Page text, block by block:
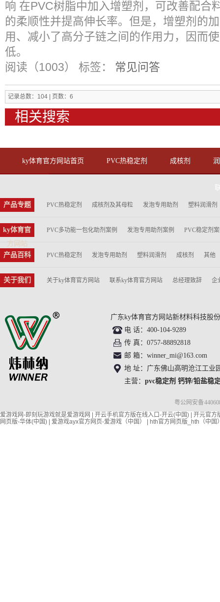
响 在PVC树脂中加入增塑剂，可改善配合
的柔顺性并提高伸长率。但是，增塑剂的
用、减小了高分子链之间的作用力，因而
低。
阅读（1003） 标签： 常见问答
记录总数：104 | 页数：6
相关搜索
ky体育官方网站首页 PVC热稳定剂 成核剂
产品专题 PVC热稳定剂 成核剂及其母粒 发泡专用助剂 塑料润滑剂
ky体育官
方网站
PVC多功能一包化助剂案例 发泡专用助剂案例 PVC稳定剂
产品百科 PVC热稳定剂 发泡专用助剂 塑料润滑剂 成核剂 其他
关于我们 关于ky体育官方网站 联系ky体育官方网站 总经理致辞
企
广东ky体育官方网站新材料科技股
电 话：400-104-9289
传 真：0757-88892818
邮 箱：winner_mi@163.com
地 址：广东佛山高明沧江工业
主营： pvc稳定剂 钙锌/铅盐稳
粤公网安备
爱游戏网-即刻玩游戏就是爱游戏网
开云手机官方版在线入口-开云(中国)
开元官方
网页版-华体(中国)
爱游戏ayx官方网页-爱游戏（中国） hth官方网页版_hth（中国